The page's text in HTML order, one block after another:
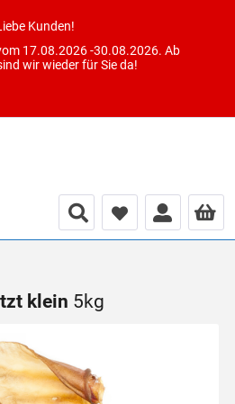
Kunden!
17.08.2026 -30.08.2026. Ab
wir wieder für Sie da!
klein 5kg